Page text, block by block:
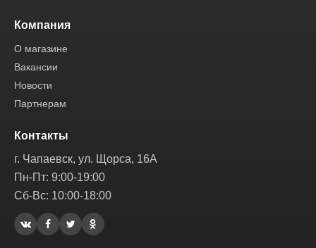
Компания
О магазине
Вакансии
Новости
Партнерам
Контакты
г. Чапаевск, ул. Щорса, 16А
Пн-Пт: 9:00-19:00
Сб-Вс: 10:00-18:00